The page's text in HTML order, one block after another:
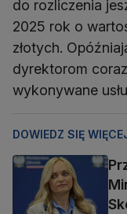
do rozliczenia
2025 rok o
złotych.
dyrektorom
wykonywane
DOWIEDZ SIĘ